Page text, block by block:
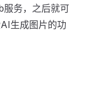
服务，之后就可
生成图片的功